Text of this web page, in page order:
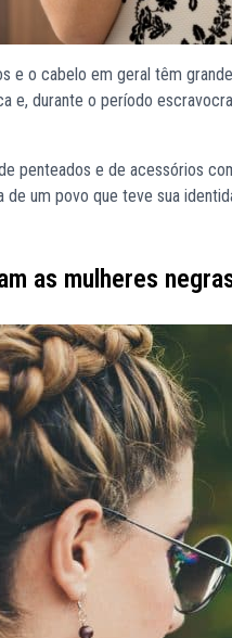
e o cabelo em geral têm
e, durante o período
penteados e de acessórios
de um povo que teve sua
as mulheres